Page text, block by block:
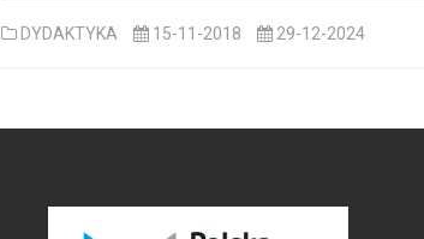
DYDAKTYKA 15-11-2018 29-12-2024